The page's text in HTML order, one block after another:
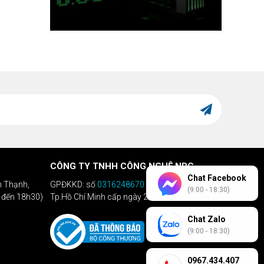
Thạnh,
18h30)
CÔNG TY TNHH CÔNG NGHỆ NPC
GPĐKKD: số 0316248670 do Sở KHĐT
Tp.Hồ Chí Minh cấp ngày 28/04/2020
Chat Facebook
(9:00 - 18:30)
Chat Zalo
(9:00 - 18:30)
0967.434.407